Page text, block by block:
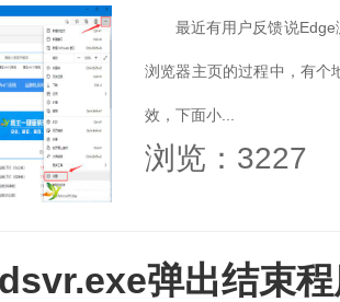
最近有用户反馈说Edge
浏览器主页的过程中，有个
效，下面小...
浏览：3227
弹出结束